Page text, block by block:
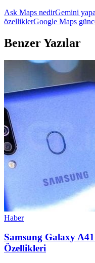
Ask Maps nedirGemini
özelliklerGoogle Maps
Benzer Yazılar
Haber
Samsung Galaxy
Özellikleri